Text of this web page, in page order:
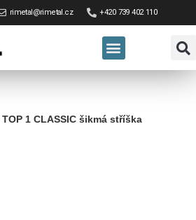
rimetal@rimetal.cz +420 739 402 110
TOP 1 CLASSIC šikmá stříška